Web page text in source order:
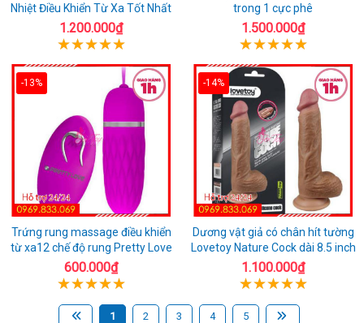
Nhiệt Điều Khiển Từ Xa Tốt Nhất
1.200.000₫
trong 1 cực phê
1.500.000₫
-13%
Trứng rung massage điều khiển
từ xa12 chế độ rung Pretty Love
600.000₫
-14%
Dương vật giả có chân hít tường
Lovetoy Nature Cock dài 8.5 inch
1.100.000₫
1 2 3 4 5